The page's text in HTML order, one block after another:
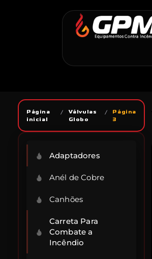
Página
inicial
/
Válvulas
Globo
/
Página
3
Adaptadores
Anél de Cobre
Canhões
Carreta Para
Combate a
Incêndio